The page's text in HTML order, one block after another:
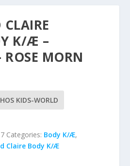
K/Æ –
ROSE MORN
KIDS-WORLD
Categories: Body K/Æ,
Claire Body K/Æ